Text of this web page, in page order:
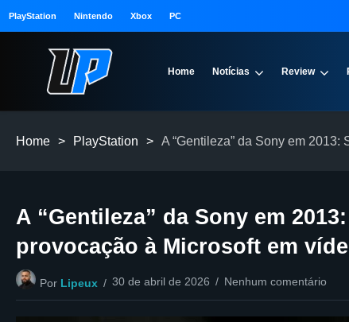
PlayStation Nintendo Xbox PC
Home Notícias Review
Home > PlayStation > A “Gentileza” da Sony em
A “Gentileza” da Sony em
provocação à Microsoft em
Por Lipeux 30 de abril de 2026 Nenhum comentário